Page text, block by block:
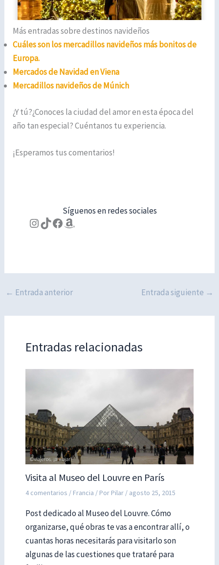
Más entradas sobre destinos navideños
Cuáles son losmercadillos navideñosmás bonitos de
Europa.
Mercados de Navidad en Viena
Mercadillos navideños de Múnich
¿Y tú?¿Conoces la ciudad del amor en esta época del
año tan especial? Cuéntanos tu experiencia.
¡Esperamos tus comentarios!
Síguenos en redes sociales
Instagram
TikTok
Facebook
Amazon
← Entrada anterior Entrada siguiente →
Entradas relacionadas
Visita al Museo del Louvre en París
4 comentarios / Francia / Por Pilar / agosto 25, 2015
Post dedicado al Museo del Louvre. Cómo
organizarse, qué obras te vas a encontrar allí, o
cuantas horas necesitarás para visitarlo son
algunas de las cuestiones que trataré para